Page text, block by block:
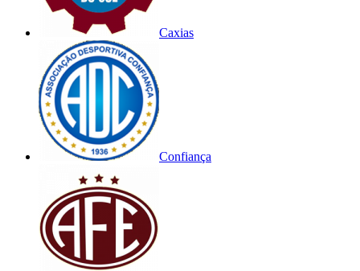
Caxias
Confiança